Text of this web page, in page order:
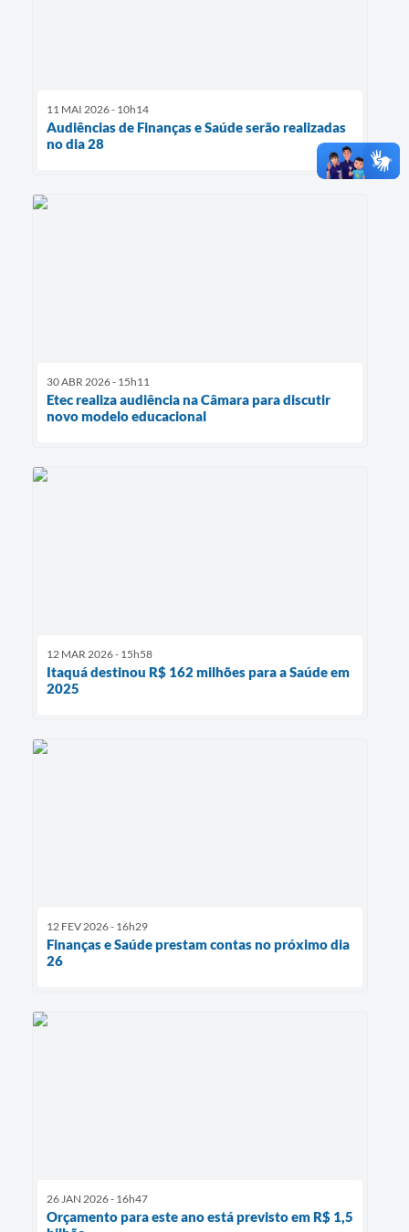
11 MAI 2026 - 10h14
Audiências de Finanças e Saúde serão realizadas
no dia 28
30 ABR 2026 - 15h11
Etec realiza audiência na Câmara para discutir
novo modelo educacional
12 MAR 2026 - 15h58
Itaquá destinou R$ 162 milhões para a Saúde em
2025
12 FEV 2026 - 16h29
Finanças e Saúde prestam contas no próximo dia
26
26 JAN 2026 - 16h47
Orçamento para este ano está previsto em R$ 1,5